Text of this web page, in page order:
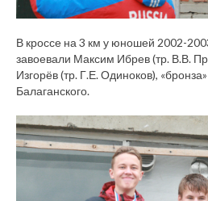
В кроссе на 3 км у юношей 2002-
завоевали Максим Ибрев (тр. В.В.
Изгорёв (тр. Г.Е. Одиноков),
Балаганского.